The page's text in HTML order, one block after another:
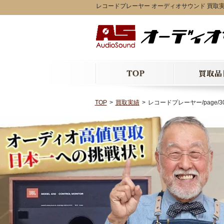
レコードプレーヤー オーディオサウンド 買取
TOP 買取実績 レコードプレーヤー/page/